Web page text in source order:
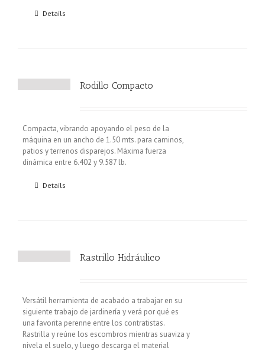
Details
Rodillo Compacto
Compacta, vibrando apoyando el peso de la
máquina en un ancho de 1.50 mts. para caminos,
patios y terrenos disparejos. Máxima fuerza
dinámica entre 6.402 y 9.587 lb.
Details
Rastrillo Hidráulico
Versátil herramienta de acabado a trabajar en su
siguiente trabajo de jardinería y verá por qué es
una favorita perenne entre los contratistas.
Rastrilla y reúne los escombros mientras suaviza y
nivela el suelo, y luego descarga el material